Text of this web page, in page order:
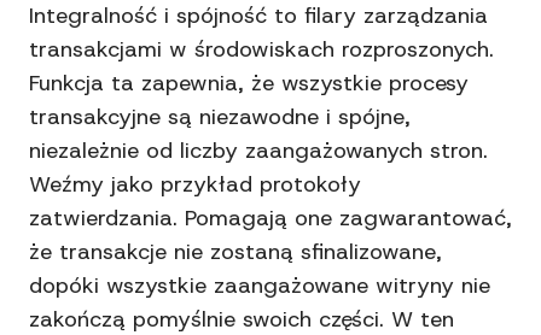
Integralność i spójność to filary zarządzania
transakcjami w środowiskach rozproszonych.
Funkcja ta zapewnia, że wszystkie procesy
transakcyjne są niezawodne i spójne,
niezależnie od liczby zaangażowanych stron.
Weźmy jako przykład protokoły
zatwierdzania. Pomagają one zagwarantować,
że transakcje nie zostaną sfinalizowane,
dopóki wszystkie zaangażowane witryny nie
zakończą pomyślnie swoich części. W ten